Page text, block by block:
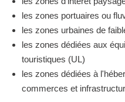
les zones portuaires ou
les zones urbaines de
les zones dédiées aux
touristiques (UL)
les zones dédiées à
commerces et